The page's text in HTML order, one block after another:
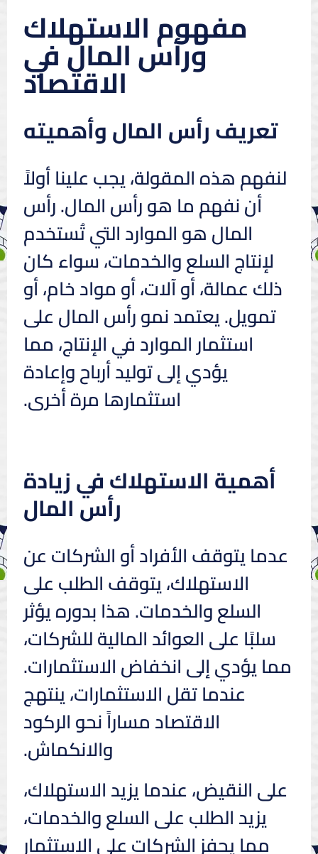
مفهوم الاستهلاك
ورأس المال في
الاقتصاد
تعريف رأس المال وأهميته
لنفهم هذه المقولة، يجب علينا أولاً
أن نفهم ما هو رأس المال. رأس
المال هو الموارد التي تُستخدم
لإنتاج السلع والخدمات، سواء كان
ذلك عمالة، أو آلات، أو مواد خام، أو
تمويل. يعتمد نمو رأس المال على
استثمار الموارد في الإنتاج، مما
يؤدي إلى توليد أرباح وإعادة
استثمارها مرة أخرى.
أهمية الاستهلاك في زيادة
رأس المال
عدما يتوقف الأفراد أو الشركات عن
الاستهلاك، يتوقف الطلب على
السلع والخدمات. هذا بدوره يؤثر
سلبًا على العوائد المالية للشركات،
مما يؤدي إلى انخفاض الاستثمارات.
عندما تقل الاستثمارات، ينتهج
الاقتصاد مساراً نحو الركود
والانكماش.
على النقيض، عندما يزيد الاستهلاك،
يزيد الطلب على السلع والخدمات،
مما يحفز الشركات على الاستثمار